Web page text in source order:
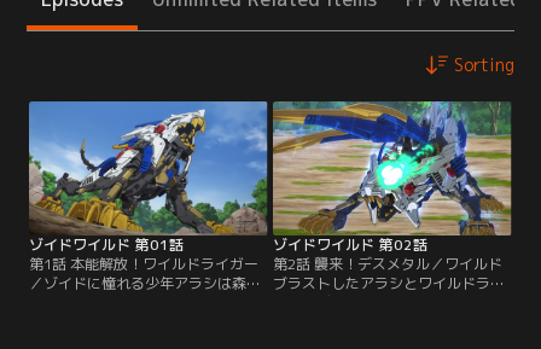
Sorting
ゾイドワイルド 第01話
第1話 本能解放！ワイルドライガー
／ゾイドに憧れる少年アラシは森の
ゾイドワイルド 第02話
第2話 襲来！デスメタル／ワイルド
ブラストしたアラシとワイルドライ
ガーはデスメタルを撃破した。だが